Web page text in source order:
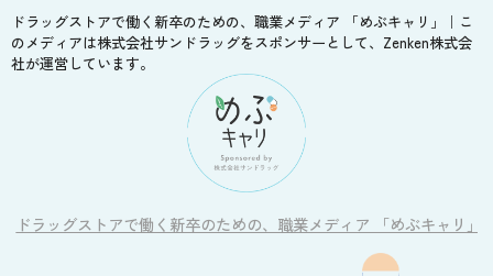
ドラッグストアで働く新卒のための、職業メディア 「めぶキャリ」｜こ
のメディアは株式会社サンドラッグをスポンサーとして、Zenken株式会
社が運営しています。
ドラッグストアで働く新卒のための、職業メディア 「めぶキャリ」